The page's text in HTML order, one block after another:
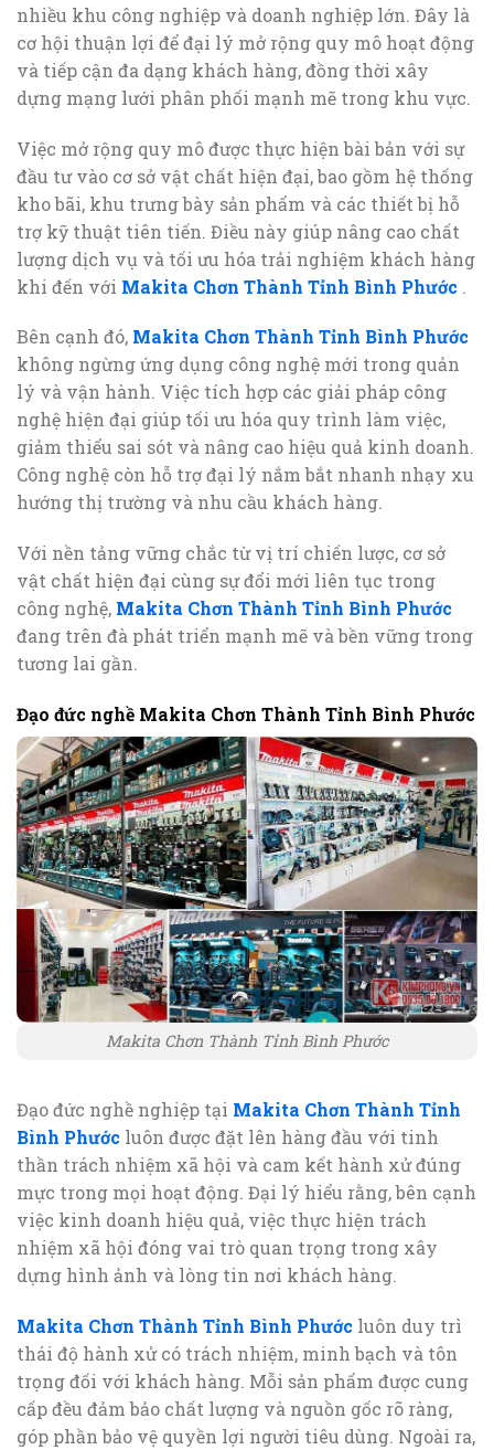
nhiều khu công nghiệp và doanh nghiệp lớn. Đây là
cơ hội thuận lợi để đại lý mở rộng quy mô hoạt động
và tiếp cận đa dạng khách hàng, đồng thời xây
dựng mạng lưới phân phối mạnh mẽ trong khu vực.
Việc mở rộng quy mô được thực hiện bài bản với sự
đầu tư vào cơ sở vật chất hiện đại, bao gồm hệ thống
kho bãi, khu trưng bày sản phẩm và các thiết bị hỗ
trợ kỹ thuật tiên tiến. Điều này giúp nâng cao chất
lượng dịch vụ và tối ưu hóa trải nghiệm khách hàng
khi đến với Makita Chơn Thành Tỉnh Bình Phước .
Bên cạnh đó, Makita Chơn Thành Tỉnh Bình Phước
không ngừng ứng dụng công nghệ mới trong quản
lý và vận hành. Việc tích hợp các giải pháp công
nghệ hiện đại giúp tối ưu hóa quy trình làm việc,
giảm thiểu sai sót và nâng cao hiệu quả kinh doanh.
Công nghệ còn hỗ trợ đại lý nắm bắt nhanh nhạy xu
hướng thị trường và nhu cầu khách hàng.
Với nền tảng vững chắc từ vị trí chiến lược, cơ sở
vật chất hiện đại cùng sự đổi mới liên tục trong
công nghệ, Makita Chơn Thành Tỉnh Bình Phước
đang trên đà phát triển mạnh mẽ và bền vững trong
tương lai gần.
Đạo đức nghề Makita Chơn Thành Tỉnh Bình Phước
Makita Chơn Thành Tỉnh Bình Phước
Đạo đức nghề nghiệp tại Makita Chơn Thành Tỉnh
Bình Phước luôn được đặt lên hàng đầu với tinh
thần trách nhiệm xã hội và cam kết hành xử đúng
mực trong mọi hoạt động. Đại lý hiểu rằng, bên cạnh
việc kinh doanh hiệu quả, việc thực hiện trách
nhiệm xã hội đóng vai trò quan trọng trong xây
dựng hình ảnh và lòng tin nơi khách hàng.
Makita Chơn Thành Tỉnh Bình Phước luôn duy trì
thái độ hành xử có trách nhiệm, minh bạch và tôn
trọng đối với khách hàng. Mỗi sản phẩm được cung
cấp đều đảm bảo chất lượng và nguồn gốc rõ ràng,
góp phần bảo vệ quyền lợi người tiêu dùng. Ngoài ra,